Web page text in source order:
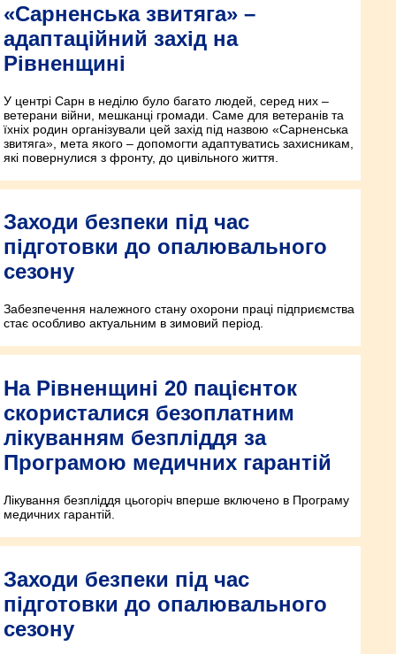
«Сарненська звитяга» –
адаптаційний захід на
Рівненщині
У центрі Сарн в неділю було багато людей, серед них –
ветерани війни, мешканці громади. Саме для ветеранів та
їхніх родин організували цей захід під назвою «Сарненська
звитяга», мета якого – допомогти адаптуватись захисникам,
які повернулися з фронту, до цивільного життя.
Заходи безпеки під час
підготовки до опалювального
сезону
Забезпечення належного стану охорони праці підприємства
стає особливо актуальним в зимовий період.
На Рівненщині 20 пацієнток
скористалися безоплатним
лікуванням безпліддя за
Програмою медичних гарантій
Лікування безпліддя цьогоріч вперше включено в Програму
медичних гарантій.
Заходи безпеки під час
підготовки до опалювального
сезону